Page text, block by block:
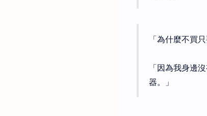
「為什麼不買
「因為我身邊
器。」